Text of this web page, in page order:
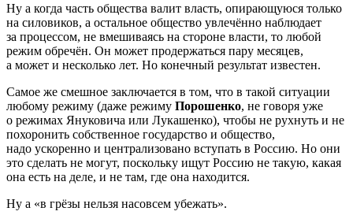
Ну а когда часть общества валит власть, опирающуюся только
на силовиков, а остальное общество увлечённо наблюдает
за процессом, не вмешиваясь на стороне власти, то любой
режим обречён. Он может продержаться пару месяцев,
а может и несколько лет. Но конечный результат известен.
Самое же смешное заключается в том, что в такой ситуации
любому режиму (даже режиму Порошенко, не говоря уже
о режимах Януковича или Лукашенко), чтобы не рухнуть и не
похоронить собственное государство и общество,
надо ускоренно и централизовано вступать в Россию. Но они
это сделать не могут, поскольку ищут Россию не такую, какая
она есть на деле, и не там, где она находится.
Ну а «в грёзы нельзя насовсем убежать».